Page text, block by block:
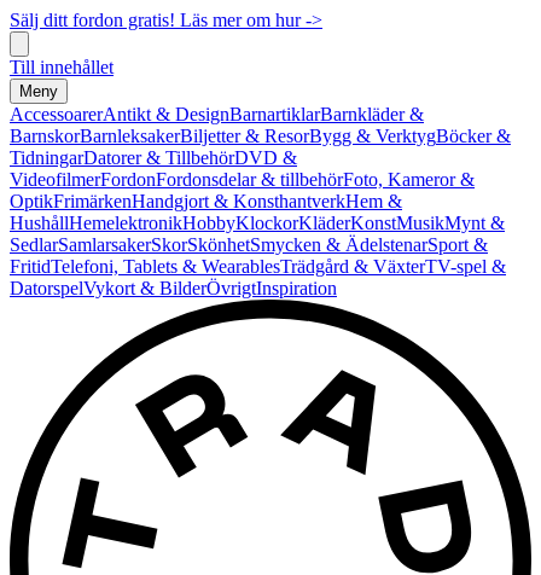
Sälj ditt fordon gratis! Läs mer om hur ->
Till innehållet
Meny
AccessoarerAntikt & DesignBarnartiklarBarnkläder &
BarnskorBarnleksakerBiljetter & ResorBygg & VerktygBöcker &
TidningarDatorer & TillbehörDVD &
VideofilmerFordonFordonsdelar & tillbehörFoto, Kameror &
OptikFrimärkenHandgjort & KonsthantverkHem &
HushållHemelektronikHobbyKlockorKläderKonstMusikMynt &
SedlarSamlarsakerSkorSkönhetSmycken & ÄdelstenarSport &
FritidTelefoni, Tablets & WearablesTrädgård & VäxterTV-spel &
DatorspelVykort & BilderÖvrigtInspiration